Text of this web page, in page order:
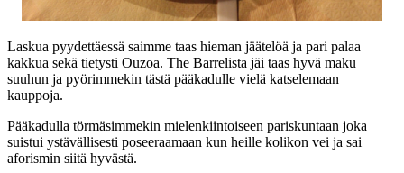
Laskua pyydettäessä saimme taas hieman jäätelöä ja pari palaa
kakkua sekä tietysti Ouzoa. The Barrelista jäi taas hyvä maku
suuhun ja pyörimmekin tästä pääkadulle vielä katselemaan
kauppoja.
Pääkadulla törmäsimmekin mielenkiintoiseen pariskuntaan joka
suistui ystävällisesti poseeraamaan kun heille kolikon vei ja sai
aforismin siitä hyvästä.